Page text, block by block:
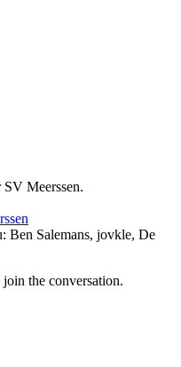
Meerssen.
Ben Salemans, jovkle, De
join the conversation.